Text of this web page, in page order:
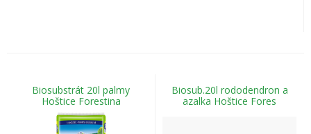
Biosubstrát 20l palmy
Hoštice Forestina
Biosub.20l rododendron a
azalka Hoštice Fores